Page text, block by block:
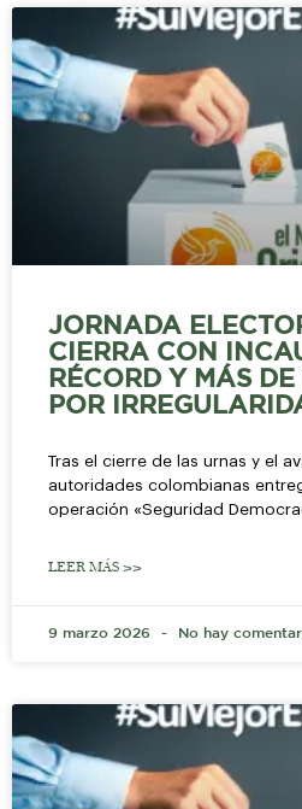
JORNADA
CIERRA CON
RÉCORD Y MÁS
POR
Tras el cierre de las urnas y el
autoridades colombianas
operación «Seguridad
LEER MÁS >>
9 marzo 2026 No hay